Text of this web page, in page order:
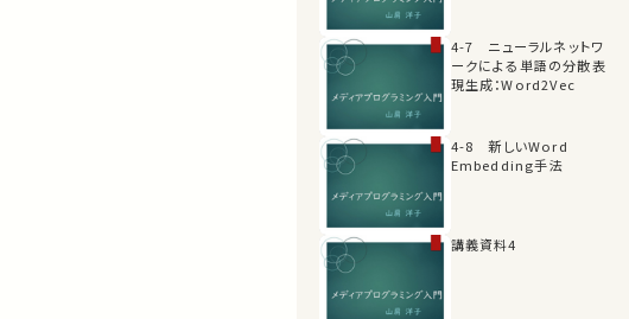
4-7 ニューラルネットワ
ークによる単語の分散表
現生成：Word2Vec
4-8 新しいWord
Embedding手法
講義資料4